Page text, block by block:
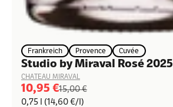
Frankreich Provence Cuvée
Studio by Miraval Rosé 2025
CHATEAU MIRAVAL
Angebot
10,95 €Regulärer Preis
15,00 €
0,75 l (14,60 €/l)